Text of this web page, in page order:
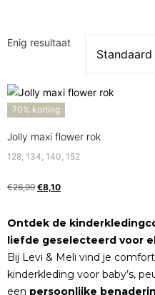
Enig resultaat
70% korting
Jolly maxi flower rok
128, 134, 140, 152
€26,99 €8,10
Ontdek de
liefde geselecteerd voor
Bij Levi & Meli vind je
kinderkleding voor baby’s,
een persoonlijke